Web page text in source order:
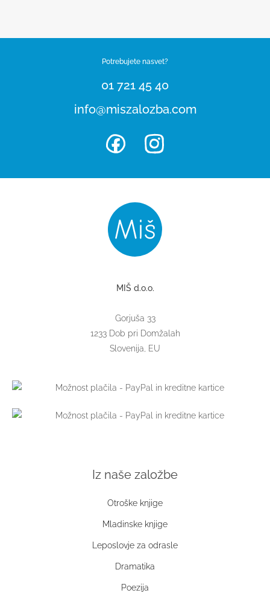
Potrebujete nasvet?
01 721 45 40
info@miszalozba.com
MIŠ d.o.o.
Gorjuša 33
1233 Dob pri Domžalah
Slovenija, EU
Iz naše založbe
Otroške knjige
Mladinske knjige
Leposlovje za odrasle
Dramatika
Poezija